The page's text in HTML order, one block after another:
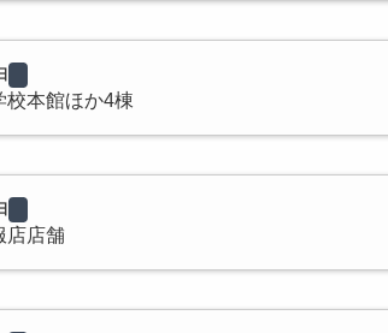
校本館ほか4棟
店店舗